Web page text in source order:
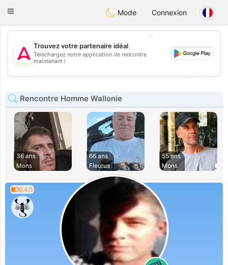
Tantôt
Toggle
Mode Connexion
💖
💕
Trouvez votre partenaire idéal
Téléchargez notre application de rencontre
maintenant !
Rencontre Homme Wallonie
36 ans
Mons
66 ans
Fleurus
55 ans
Mons
0.4/1